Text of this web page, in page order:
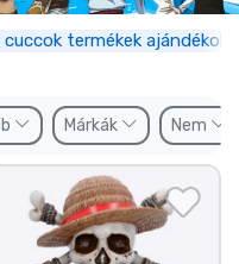
termékek ajándékok
Márkák Nem